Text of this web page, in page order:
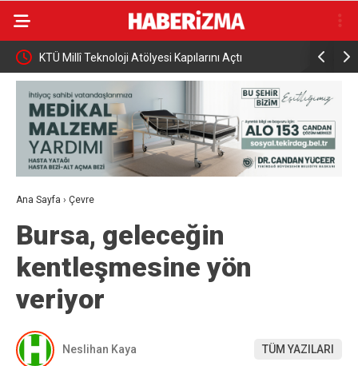
KTÜ Millî Teknoloji Atölyesi Kapılarını Açtı HAYAT
Spotu
Ana Sayfa › Çevre
Bursa, geleceğin
kentleşmesine yön
veriyor
Neslihan Kaya TÜM YAZILARI